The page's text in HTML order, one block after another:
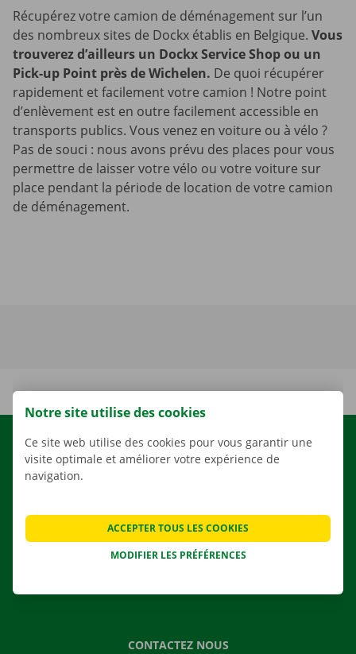
Récupérez votre camion de déménagement sur l’un
des nombreux sites de Dockx établis en Belgique. Vous
trouverez d’ailleurs un Dockx Service Shop ou un
Pick-up Point près de Wichelen. De quoi récupérer
rapidement et facilement votre camion ! Notre point
d’enlèvement est en outre facilement accessible en
transports publics. Vous venez en voiture ou à vélo ?
Pas de souci : nous avons prévu des places pour vous
permettre de laisser votre vélo ou votre voiture sur
place pendant la période de location de votre camion
de déménagement.
LOCATION
NOS VÉHICULES
AGENCES
APPLI
CONTACTEZ NOUS
Notre site utilise des cookies
Ce site web utilise des cookies pour vous garantir une
visite optimale et améliorer votre expérience de
navigation.
MODIFIER LES PRÉFÉRENCES
ACCEPTER TOUS LES COOKIES